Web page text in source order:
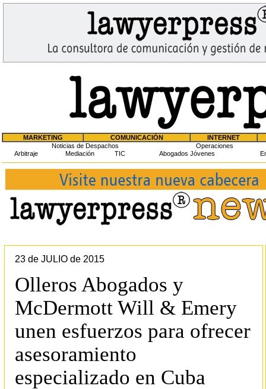
MARKETING COMUNICACIÓN
INTERNET
Noticias de Despachos
Operaciones
Arbitraje
Mediación TIC Abogados Jóvenes
23 de JULIO de 2015
Olleros Abogados y
McDermott Will & Emery
unen esfuerzos para ofrecer
asesoramiento
especializado en Cuba